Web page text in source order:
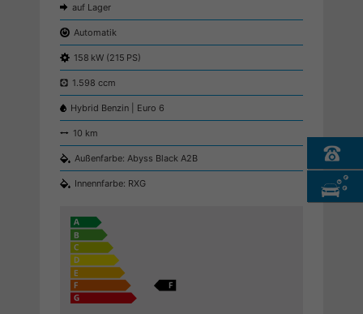
auf Lager
Automatik
158 kW (215 PS)
1.598 ccm
Hybrid Benzin | Euro 6
10 km
Außenfarbe: Abyss Black A2B
Innennfarbe: RXG